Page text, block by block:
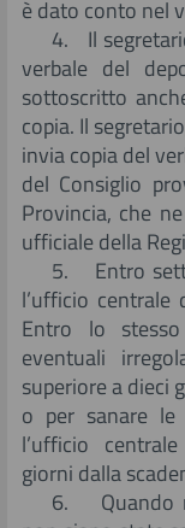
è dato conto nel
4. Il
verbale del
sottoscritto
copia. Il
invia copia del
del Consiglio
Provincia, che
ufficiale della
5. Entro
l’ufficio centrale
Entro lo
eventuali
superiore a dieci
o per sanare le
l’ufficio
giorni dalla
6. Quando